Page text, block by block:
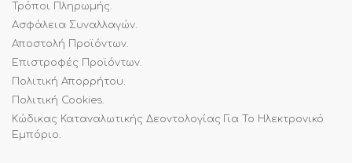
Τρόποι Πληρωμής.
Ασφάλεια Συναλλαγών.
Αποστολή Προϊόντων.
Επιστροφές Προϊόντων.
Πολιτική Απορρήτου.
Πολιτική Cookies.
Κώδικας Καταναλωτικής Δεοντολογίας Για Το Ηλεκτρονικό
Εμπόριο.